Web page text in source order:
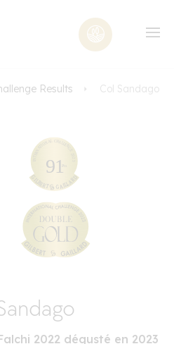
Results Col Sandago
2022 dégusté en 2023